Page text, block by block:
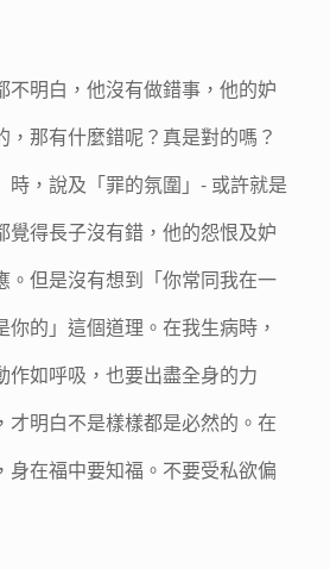
不明白，他沒有做錯事，他的妒
，那有什麼錯呢？真是對的嗎？
時，說及「罪的氛圍」- 或許就是
覺得長子沒有錯，他的怨恨及妒
。但是沒有想到「你常同我在一
的」這個道理。在我生病時，
作如呼吸，也要出盡全身的力
才明白不是樣樣都是必然的。在
身在福中要知福。不要受私欲偏